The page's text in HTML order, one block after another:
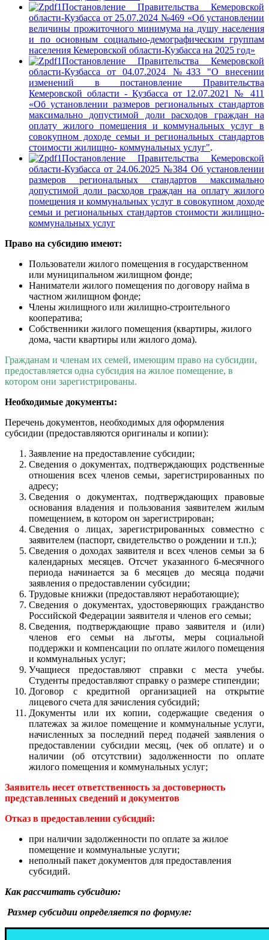
Постановление Правительства Кемеровской
области-Кузбасса от 25.07.2024 №469 «Об установлении
величины прожиточного минимума на душу населения
и по основным социально-демографическим группам
населения Кемеровской области-Кузбасса на 2025 год»
Постановление Правительства Кемеровской
области-Кузбасса от 04.07.2024 №433 "О внесении
изменений в постановление Правительства
Кемеровской области - Кузбасса от 12.07.2021 № 411
«Об установлении размеров региональных стандартов
максимально допустимой доли расходов граждан на
оплату жилого помещения и коммунальных услуг в
совокупном доходе семьи и региональных стандартов
стоимости жилищно- коммунальных услуг".
Постановление Правительства Кемеровской
области-Кузбасса от 24.06.2025 №384 Об установлении
размеров региональных стандартов максимально
допустимой доли расходов граждан на оплату жилого
помещения и коммунальных услуг в совокупном доходе
семьи и региональных стандартов стоимости жилищно-
коммунальных услуг
Право на субсидию имеют:
Пользователи жилого помещения в государственном
или муниципальном жилищном фонде;
Наниматели жилого помещения по договору найма в
частном жилищном фонде;
Члены жилищного или жилищно-строительного
кооператива;
Собственники жилого помещения (квартиры, жилого
дома, части квартиры или жилого дома).
Гражданам и членам их семей, имеющим право на субсидии,
предоставляется одна субсидия на жилое помещение, в
котором они зарегистрированы.
Необходимые документы:
Перечень документов, необходимых для оформления
субсидии (предоставляются оригиналы и копии):
Заявление на предоставление субсидии;
Сведения о документах, подтверждающих родственные
отношения всех членов семьи, зарегистрированных по
адресу;
Сведения о документах, подтверждающих правовые
основания владения и пользования заявителем жилым
помещением, в котором он зарегистрирован;
Сведения о лицах, зарегистрированных совместно с
заявителем (паспорт, свидетельство о рождении и т.п.);
Сведения о доходах заявителя и всех членов семьи за 6
календарных месяцев. Отсчет указанного 6-месячного
периода начинается за 6 месяцев до месяца подачи
заявления о предоставлении субсидии;
Трудовые книжки (предоставляют неработающие);
Сведения о документах, удостоверяющих гражданство
Российской Федерации заявителя и членов его семьи;
Сведения, подтверждающие право заявителя и (или)
членов его семьи на льготы, меры социальной
поддержки и компенсации по оплате жилого помещения
и коммунальных услуг;
Учащиеся предоставляют справки с места учебы.
Студенты предоставляют справку о размере стипендии;
Договор с кредитной организацией на открытие
лицевого счета для зачисления субсидий;
Документы или их копии, содержащие сведения о
платежах за жилое помещение и коммунальные услуги,
начисленных за последний перед подачей заявления о
предоставлении субсидии месяц, (чек об оплате) и о
наличии (об отсутствии) задолженности по оплате
жилого помещения и коммунальных услуг;
Заявитель несет ответственность за достоверность
представленных сведений и документов
Отказ в предоставлении субсидий:
при наличии задолженности по оплате за жилое
помещение и коммунальные услуги;
неполный пакет документов для предоставления
субсидий.
Как рассчитать субсидию:
Размер субсидии определяется по формуле: